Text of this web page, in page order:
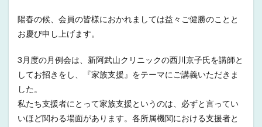
陽春の候、会員の皆様におかれましては益々ご健勝のことと
お慶び申し上げます。
3月度の月例会は、新阿武山クリニックの西川京子氏を講師と
してお招きをし、『家族支援』をテーマにご講義いただきま
した。
私たち支援者にとって家族支援というのは、必ずと言ってい
いほど関わる場面があります。各所属機関における支援者と